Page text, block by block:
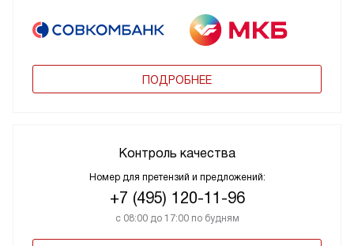
ПОДРОБНЕЕ
Контроль качества
Номер для претензий и предложений:
+7 (495) 120-11-96
с 08:00 до 17:00 по будням